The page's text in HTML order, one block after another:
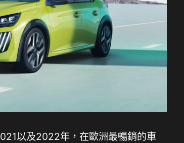
以及2022年，在歐洲最暢銷的車